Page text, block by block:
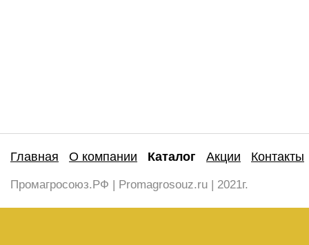
Главная О компании Каталог Акции
Контакты
Промагросоюз.РФ | Promagrosouz.ru | 2021г.